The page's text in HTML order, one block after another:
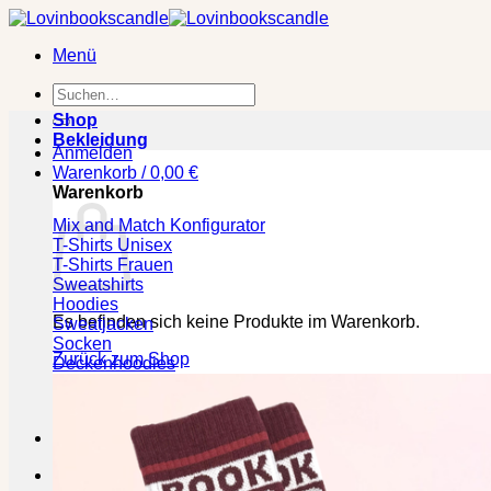
Zum
springenMenü
Suchen
nach:
Anmelden
Warenkorb /0,00 €
Warenkorb
Es befinden sich keine Produkte im Warenkorb.
Zurück zum Shop
🕒 Die jeweilige Lieferzeit bitte den Produktseiten
Shop
Bekleidung
Mix and Match Konfigurator
T-Shirts Unisex
T-Shirts Frauen
Sweatshirts
Hoodies
Sweatjacken
Socken
Deckenhoodies